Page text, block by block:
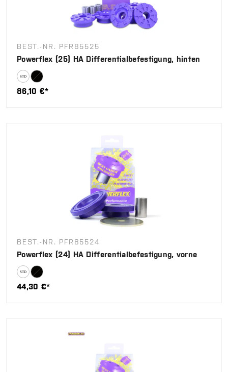
BEST.-NR. PFR85525
Powerflex (25) HA Differentialbefestigung, hinten
86,10 €*
BEST.-NR. PFR85524
Powerflex (24) HA Differentialbefestigung, vorne
44,30 €*